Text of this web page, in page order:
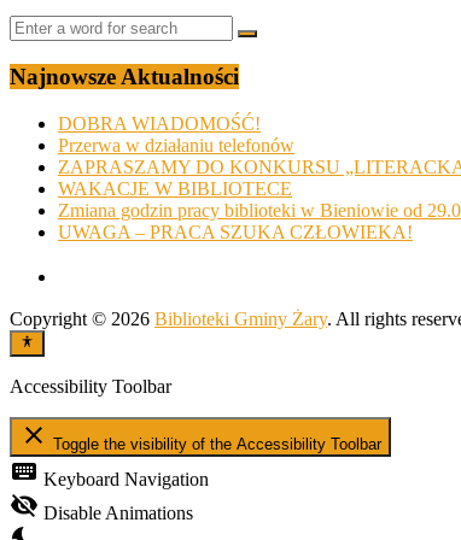
Najnowsze Aktualności
DOBRA WIADOMOŚĆ!
Przerwa w działaniu telefonów
ZAPRASZAMY DO KONKURSU
WAKACJE W BIBLIOTECE
Zmiana godzin pracy biblioteki w Bieniowie od
UWAGA – PRACA SZUKA CZŁOWIEKA!
Copyright © 2026 Biblioteki Gminy Żary. All rights
Accessibility Toolbar
close Toggle the visibility of the Accessibility Toolbar
keyboard Keyboard Navigation
visibility_off Disable Animations